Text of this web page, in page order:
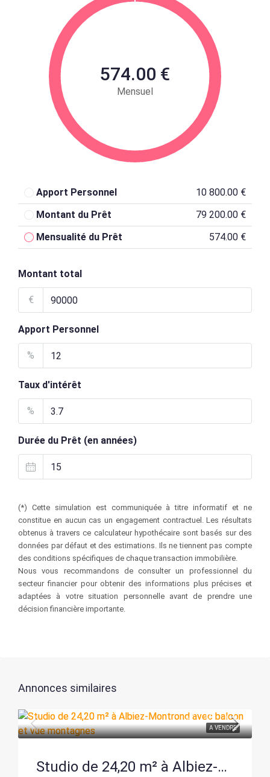
574.00 €
Mensuel
Apport Personnel
10 800.00 €
Montant du Prêt
79 200.00 €
Mensualité du Prêt
574.00 €
Montant total
€
Apport Personnel
%
Taux d'intérêt
%
Durée du Prêt (en années)
(*) Cette simulation est communiquée à titre informatif et ne
constitue en aucun cas un engagement contractuel. Les résultats
obtenus à travers ce calculateur hypothécaire sont basés sur des
données par défaut et des estimations. Ils ne tiennent pas compte
des conditions spécifiques de chaque transaction immobilière.
Nous vous recommandons de consulter un professionnel du
secteur financier pour obtenir des informations plus précises et
adaptées à votre situation personnelle avant de prendre une
décision financière importante.
Annonces similaires
A VENDRE
Studio de 24,20 m² à Albiez-Montrond avec balcon et vue montagnes